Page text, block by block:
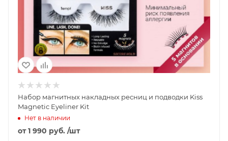
Набор магнитных накладных ресниц и подводки Kiss
Magnetic Eyeliner Kit
Нет в наличии
от1 990 руб. /шт